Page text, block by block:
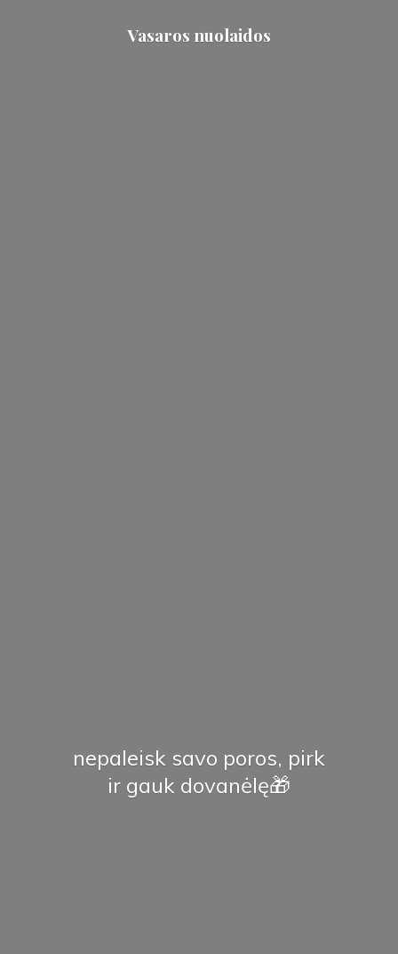
Vasaros nuolaidos
nepaleisk savo poros, pirk
ir gauk dovanėlę🎁